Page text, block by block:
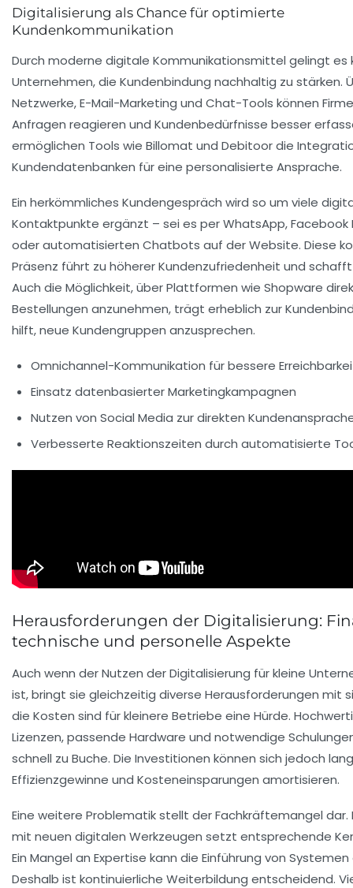
Digitalisierung als Chance für optimierte
Kundenkommunikation
Durch moderne digitale Kommunikationsmittel gelingt es
Unternehmen, die Kundenbindung nachhaltig zu stärken.
Netzwerke, E-Mail-Marketing und Chat-Tools können
Anfragen reagieren und Kundenbedürfnisse besser
ermöglichen Tools wie Billomat und Debitoor die
Kundendatenbanken für eine personalisierte Ansprache.
Ein herkömmliches Kundengespräch wird so um viele
Kontaktpunkte ergänzt – sei es per WhatsApp, Facebook
oder automatisierten Chatbots auf der Website. Diese
Präsenz führt zu höherer Kundenzufriedenheit und
Auch die Möglichkeit, über Plattformen wie Shopware
Bestellungen anzunehmen, trägt erheblich zur
hilft, neue Kundengruppen anzusprechen.
Omnichannel-Kommunikation für bessere
Einsatz datenbasierter Marketingkampagnen
Nutzen von Social Media zur direkten
Verbesserte Reaktionszeiten durch automatisierte
Herausforderungen der Digitalisierung:
technische und personelle Aspekte
Auch wenn der Nutzen der Digitalisierung für kleine
ist, bringt sie gleichzeitig diverse Herausforderungen mit
die Kosten sind für kleinere Betriebe eine Hürde.
Lizenzen, passende Hardware und notwendige
schnell zu Buche. Die Investitionen können sich jedoch
Effizienzgewinne und Kosteneinsparungen amortisieren.
Eine weitere Problematik stellt der Fachkräftemangel dar.
mit neuen digitalen Werkzeugen setzt entsprechende
Ein Mangel an Expertise kann die Einführung von
Deshalb ist kontinuierliche Weiterbildung entscheidend.